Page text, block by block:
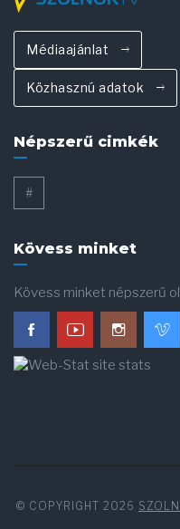
Médiaajánlat
Közhasznú adatok
Népszerű cimkék
#
Kövess minket
Kövess minket népszerű
© COPYRIGHT 2026